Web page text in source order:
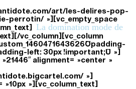
art/les-delires-pop-
perrotin/ »][vc_empty_space
La domination mode de
vc_column][vc_column
left: 30px !important;} »]
alignment= »center »
»]
»][vc_column_text]